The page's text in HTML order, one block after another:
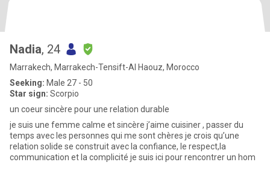
Nadia, 24
Marrakech, Marrakech-Tensift-Al Haouz, Morocco
Seeking: Male 27 - 50
Star sign: Scorpio
un coeur sincère pour une relation durable
je suis une femme calme et sincère j’aime cuisiner , passer du
temps avec les personnes qui me sont chères je crois qu’une
relation solide se construit avec la confiance, le respect,la
communication et la complicité je suis ici pour rencontrer un hom